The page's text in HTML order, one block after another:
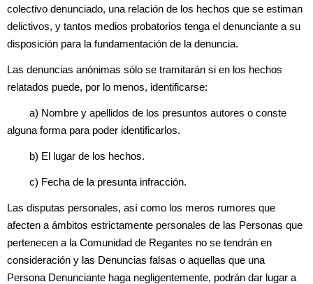
colectivo denunciado, una relación de los hechos que se estiman
delictivos, y tantos medios probatorios tenga el denunciante a su
disposición para la fundamentación de la denuncia.
Las denuncias anónimas sólo se tramitarán si en los hechos
relatados puede, por lo menos, identificarse:
a) Nombre y apellidos de los presuntos autores o conste
alguna forma para poder identificarlos.
b) El lugar de los hechos.
c) Fecha de la presunta infracción.
Las disputas personales, así como los meros rumores que
afecten a ámbitos estrictamente personales de las Personas que
pertenecen a la Comunidad de Regantes no se tendrán en
consideración y las Denuncias falsas o aquellas que una
Persona Denunciante haga negligentemente, podrán dar lugar a